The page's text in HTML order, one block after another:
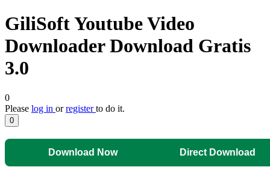
GiliSoft Youtube Video
Downloader Download Gratis
3.0
0
Please log in orregisterto do it.
0
Download Now Direct Download